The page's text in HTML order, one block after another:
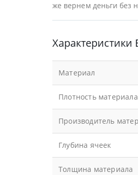
же вернем деньги без
Характеристики
Материал
Плотность материала
Производитель
Глубина ячеек
Толщина материала